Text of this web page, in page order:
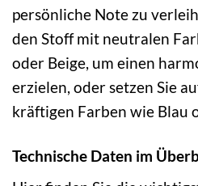
persönliche Note zu
den Stoff mit neutralen
oder Beige, um einen
erzielen, oder setzen Sie
kräftigen Farben wie Blau
Technische Daten im